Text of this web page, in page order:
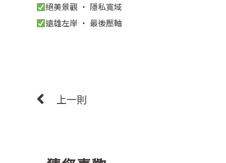
絕美景觀 ‧ 隱私寬域
遠雄左岸 ‧ 最後壓軸
上一則